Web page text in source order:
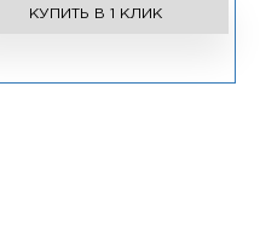
КУПИТЬ В 1 КЛИК